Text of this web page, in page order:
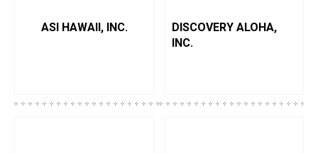
ASI HAWAII, INC.
DISCOVERY ALOHA,
INC.